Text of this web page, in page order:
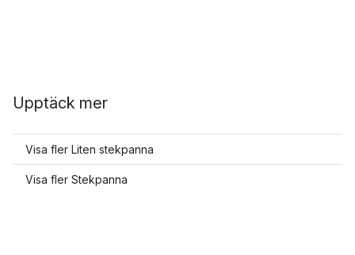
Upptäck mer
Visa fler Liten stekpanna
Visa fler Stekpanna